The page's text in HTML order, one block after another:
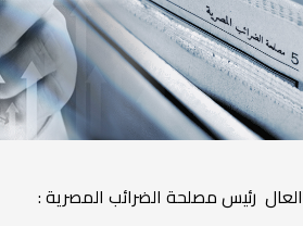
رئيس مصلحة الضرائب المصرية :